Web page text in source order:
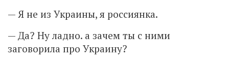
— Я не из Украины, я россиянка.
— Да? Ну ладно. а зачем ты с ними
заговорила про Украину?